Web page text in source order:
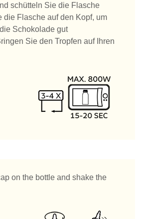
schütteln Sie die Flasche
die Flasche auf den Kopf, um
Schokolade gut
Sie den Tropfen auf Ihren
on the bottle and shake the